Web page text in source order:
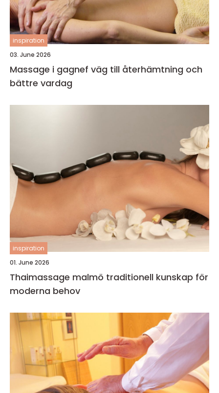
inspiration
03. June 2026
Massage i gagnef väg till återhämtning och
bättre vardag
inspiration
01. June 2026
Thaimassage malmö traditionell kunskap för
moderna behov